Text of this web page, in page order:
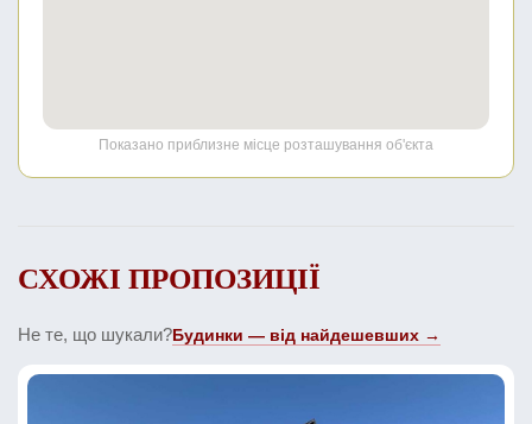
Показано приблизне місце розташування об'єкта
СХОЖІ ПРОПОЗИЦІЇ
Не те, що шукали?Будинки — від найдешевших →